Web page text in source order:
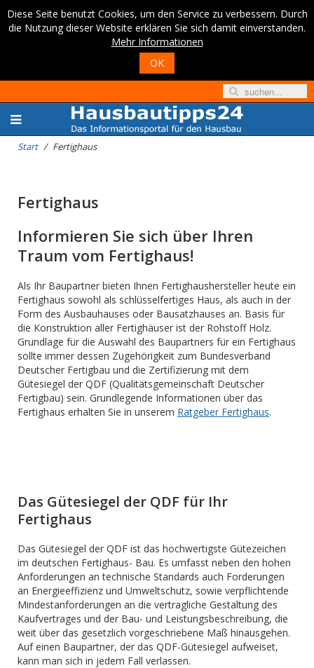
Diese Seite benutzt Cookies, um den Service zu verbessern. Durch
die Nutzung dieser Website erklären Sie sich damit einverstanden.
Mehr Informationen
OK
Start Fertighaus
Fertighaus
Informieren Sie sich über Ihren
Traum vom Fertighaus!
Als Ihr Baupartner bieten Ihnen Fertighaushersteller heute ein
Fertighaus sowohl als schlüsselfertiges Haus, als auch in der
Form des Ausbauhauses oder Bausatzhauses an. Basis für
die Konstruktion aller Fertighäuser ist der Rohstoff Holz.
Grundlage für die Auswahl des Baupartners für ein Fertighaus
sollte immer dessen Zugehörigkeit zum Bundesverband
Deutscher Fertigbau und die Zertifizierung mit dem
Gütesiegel der QDF (Qualitätsgemeinschaft Deutscher
Fertigbau) sein. Grundlegende Informationen über das
Fertighaus erhalten Sie in unserem Ratgeber Fertighaus.
Das Gütesiegel der QDF für Ihr
Fertighaus
Das Gütesiegel der QDF ist das hochwertigste Gütezeichen
im deutschen Fertighaus- Bau. Es umfasst neben den hohen
Anforderungen an technische Standards auch Forderungen
an Energieeffizienz und Umweltschutz, sowie verpflichtende
Mindestanforderungen an die vertragliche Gestaltung des
Kaufvertrages und der Bau- und Leistungsbeschreibung, die
weit über das gesetzlich vorgeschriebene Maß hinausgehen.
Auf einen Baupartner, der das QDF-Gütesiegel aufweiset,
kann man sich in jedem Fall verlassen.